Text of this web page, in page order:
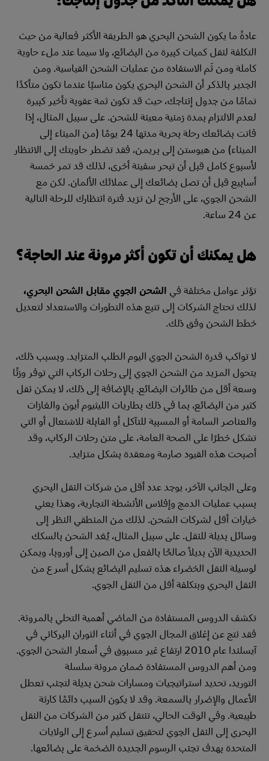
عادةً ما يكون الشحن البحري هو الطريقة الأكثر فعالية من حيث
التكلفة لنقل كميات كبيرة من البضائع، ولا سيما عند ملء حاوية
كاملة ومن ثَم الاستفادة من عمليات الشحن القياسية. ومن
الجدير بالذكر أن الشحن البحري يكون مناسبًا عندما تكون متأكدًا
تمامًا من جدول إنتاجك، حيث قد تكون ثمة عقوبة تأخير كبيرة
لعدم الالتزام بمدة زمنية معينة للشحن. على سبيل المثال، إذا
فاتت بضائعك رحلة بحرية مدتها 24 يومًا (من الميناء إلى
الميناء) من هيوستن إلى بريمن، فقد تضطر حاويتك إلى الانتظار
لأسبوع كامل قبل أن تبحر سفينة أخرى، لذلك قد تمر خمسة
أسابيع قبل أن تصل بضائعك إلى عملائك الألمان. لكن مع
الشحن الجوي، على الأرجح لن تزيد فترة انتظارك للرحلة التالية
عن 24 ساعة.
هل يمكنك أن تكون أكثر مرونة عند الحاجة؟
تؤثر عوامل مختلفة في الشحن الجوي مقابل الشحن البحري،
لذلك تحتاج الشركات إلى تتبع هذه التطورات والاستعداد لتعديل
خطط الشحن وفق ذلك.
لا تواكب قدرة الشحن الجوي اليوم الطلب المتزايد. وبسبب ذلك،
يتحول المزيد من الشحن الجوي إلى رحلات الركاب التي توفر وزنًا
وسعة أقل من طائرات البضائع. بالإضافة إلى ذلك، لا يمكن نقل
كثير من البضائع، بما في ذلك بطاريات الليثيوم أيون والغازات
والعناصر السامة أو المسببة للتآكل أو القابلة للاشتعال أو التي
تشكل خطرًا على الصحة العامة، على متن رحلات الركاب، وقد
أصبحت هذه القيود صارمة ومعقدة بشكل متزايد.
وعلى الجانب الآخر، يوجد عدد أقل من شركات النقل البحري
بسبب عمليات الدمج وإفلاس الأنشطة التجارية، وهذا يعني
خيارات أقل لشركات الشحن. لذلك من المنطقي النظر إلى
وسائل بديلة للنقل. على سبيل المثال، يُعَد الشحن بالسكك
الحديدية الآن بديلاً صالحًا بالفعل من الصين إلى أوروبا، ويمكن
لوسيلة النقل الخضراء هذه تسليم البضائع بشكل أسرع من
النقل البحري وبتكلفة أقل من النقل الجوي.
تكشف الدروس المستفادة من الماضي أهمية التحلي بالمرونة.
فقد نتج عن إغلاق المجال الجوي في أثناء الثوران البركاني في
آيسلندا عام 2010 ارتفاع غير مسبوق في أسعار الشحن الجوي.
ومن أهم الدروس المستفادة ضمان مرونة سلسلة
التوريد، تحديد استراتيجيات ومسارات شحن بديلة لتجنب تعطل
الأعمال والإضرار بالسمعة. وقد لا يكون السبب دائمًا كارثة
طبيعية. وفي الوقت الحالي، تنتقل كثير من الشركات من النقل
البحري إلى النقل الجوي لتحقيق تسليم أسرع إلى الولايات
المتحدة بهدف تجنب الرسوم الجديدة الضخمة على بضائعها.